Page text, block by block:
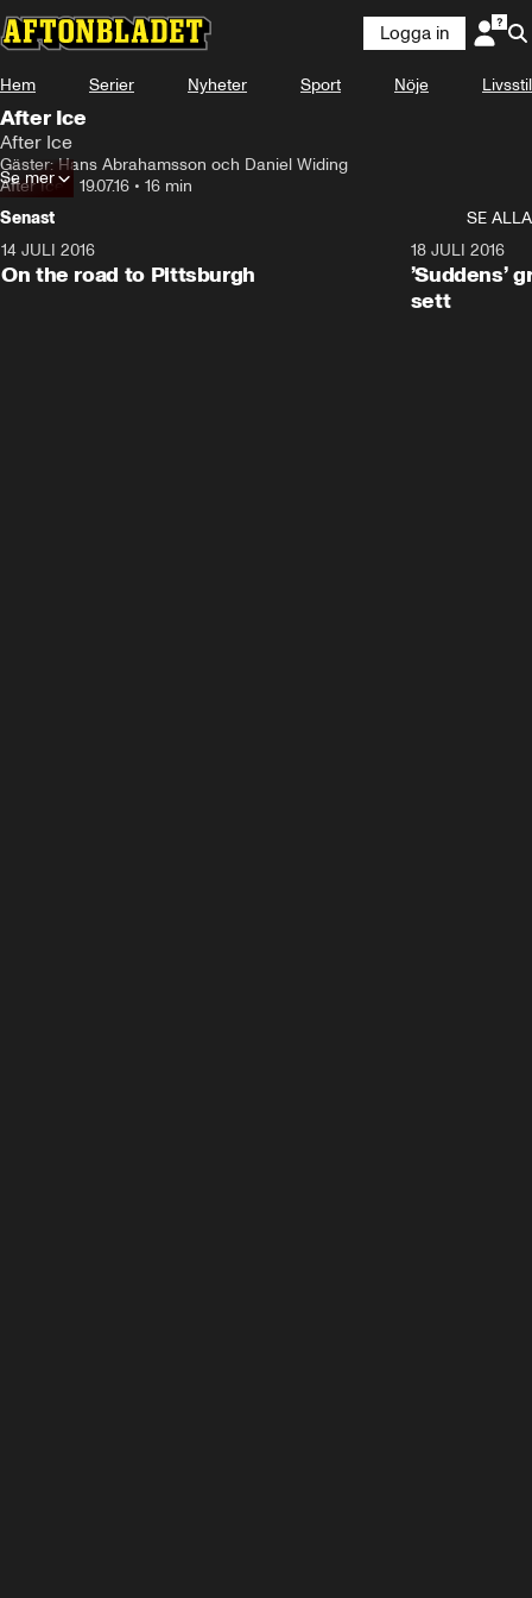
Logga in
Hem Serier Nyheter Sport Nöje Livsstil
After Ice
After Ice
Gäster: Hans Abrahamsson och Daniel Widing
After Ice• 19.07.16 • 16 min
Se mer
Senast
SE ALLA
14 JULI 2016
On the road to Pittsburgh
18 JULI 2016
’Suddens’
sett